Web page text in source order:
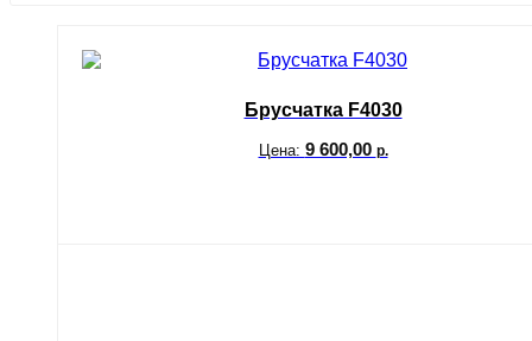
Брусчатка F4030
Цена: 9 600,00 р.